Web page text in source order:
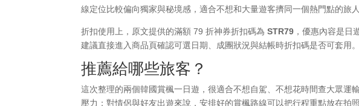
線定位比較偏向獨家與秘境感，適合不想和大量遊客擠同一個熱門點的旅人
折扣使用上，原文提供的滿額 79 折神券折扣碼為STR79 ，優惠內容是日
建議直接進入商品頁確認可選日期、成團狀況與結帳時折扣碼是否可套用。
推薦給哪些旅客？
這次整理的兩個韓國賞楓一日遊，很適合不想自駕、不想花時間查大眾運
壓力；對情侶與好友出遊來說，安排好的賞楓路線可以把行程重點放在拍